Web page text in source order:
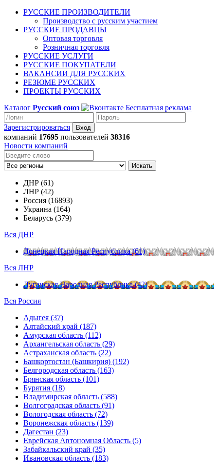
РУССКИЕ ПРОИЗВОДИТЕЛИ
Производство с русским участием
РУССКИЕ ПРОДАВЦЫ
Оптовая торговля
Розничная торговля
РУССКИЕ УСЛУГИ
РУССКИЕ ПОКУПАТЕЛИ
ВАКАНСИИ ДЛЯ РУССКИХ
РЕЗЮМЕ РУССКИХ
ПРОЕКТЫ РУССКИХ
Каталог Русский союз Бесплатная реклама
Зарегистрироваться
компаний 17695 пользователей 38316
Новости компаний
Искать
ДНР (61)
ЛНР (42)
Россия (16893)
Украина (164)
Беларусь (379)
Вся ДНР
Донецкая Народная Республика (61)
Вся ЛНР
Луганская Народная Республика (42)
Вся Россия
Адыгея (37)
Алтайский край (187)
Амурская область (112)
Архангельская область (29)
Астраханская область (22)
Башкортостан (Башкирия) (192)
Белгородская область (163)
Брянская область (101)
Бурятия (18)
Владимирская область (588)
Волгоградская область (91)
Вологодская область (72)
Воронежская область (139)
Дагестан (23)
Еврейская Автономная Область (5)
Забайкальский край (35)
Ивановская область (183)